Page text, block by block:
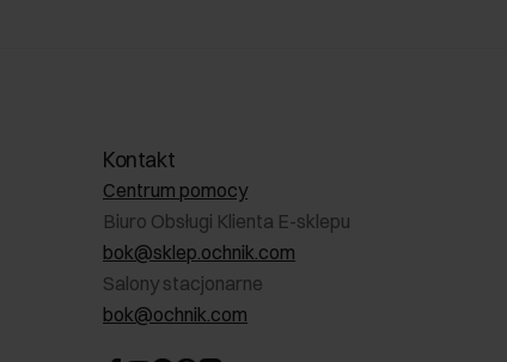
Kontakt
Centrum pomocy
Biuro Obsługi Klienta E-sklepu
bok@sklep.ochnik.com
Salony stacjonarne
bok@ochnik.com